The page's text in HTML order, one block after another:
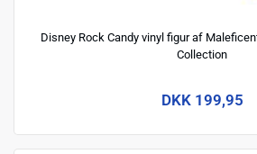
Disney Rock Candy vinyl figur af
Collection
DKK 199,95